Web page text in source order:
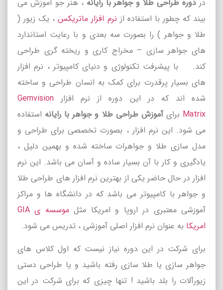
در دوره طراحی طلا و جواهر با رایانه، هنر جو آموزش می
بیند که چطور با استفاده از نرم افزار ماتریکس، یک زیور (
طلا و جواهر ) را بصورت سه بعدی و با رعایت استاندارد
های جواهر سازی – مخراج کاری و ریخته گری طراحی
کند. با پیشرفت تکنولوژی و دنیای کامپیوتر ، نرم افزار
های بسیار پرقدرت برای کمک به انسان طراحی و ساخته
شده اند که در این دوره از نرم افزار Gemvision
Matrix برایآموزش طراحی طلا و جواهر با رایانه استفاده
می شود. این نرم افزار ، بصورت تخصصی برای طراحی و
مدل سازی طلا و جواهرات ساخته شده و بهمین دلیل ،
یادگیری و کار با آن بسیار ساده و آسان می باشد. این نرم
افزار در حال حاضر یکی از بهترین نرم افزار های طراحی طلا
و جواهر با کامپیوتر می باشد که در دانشگاه ها و مراکز
آموزشی معتبری در اروپا و امریکا مثل
موسسه ی GIA
امریکا به عنوان نرم افزار اصلی آموزشی ، تدریس می شود.
برای شرکت در این دوره نیاز نیست که اول کلاس های
جواهر سازی یا طلا سازی رفته باشید و یا طراحی دستی
زیورآلات را بلد باشید ! تنها چیزی که برای شرکت در این